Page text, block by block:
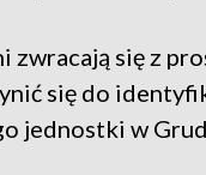
zwracają się z
się do
jednostki w